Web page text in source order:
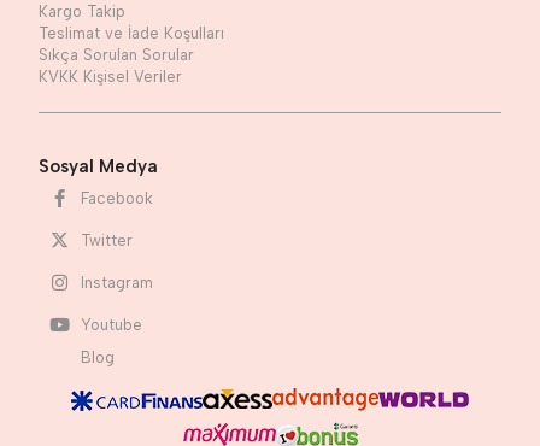
Kargo Takip
Teslimat ve İade Koşulları
Sıkça Sorulan Sorular
KVKK Kişisel Veriler
Sosyal Medya
Facebook
Twitter
Instagram
Youtube
Blog